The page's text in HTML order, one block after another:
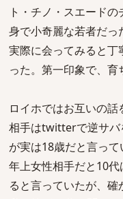
ト・チノ・スエード
身で小奇麗な若者だっ
実際に会ってみると
った。第一印象で、育
ロイホではお互いの話
相手はtwitterで逆サバ
が実は18歳だと言って
年上女性相手だと10
ると言っていたが、確